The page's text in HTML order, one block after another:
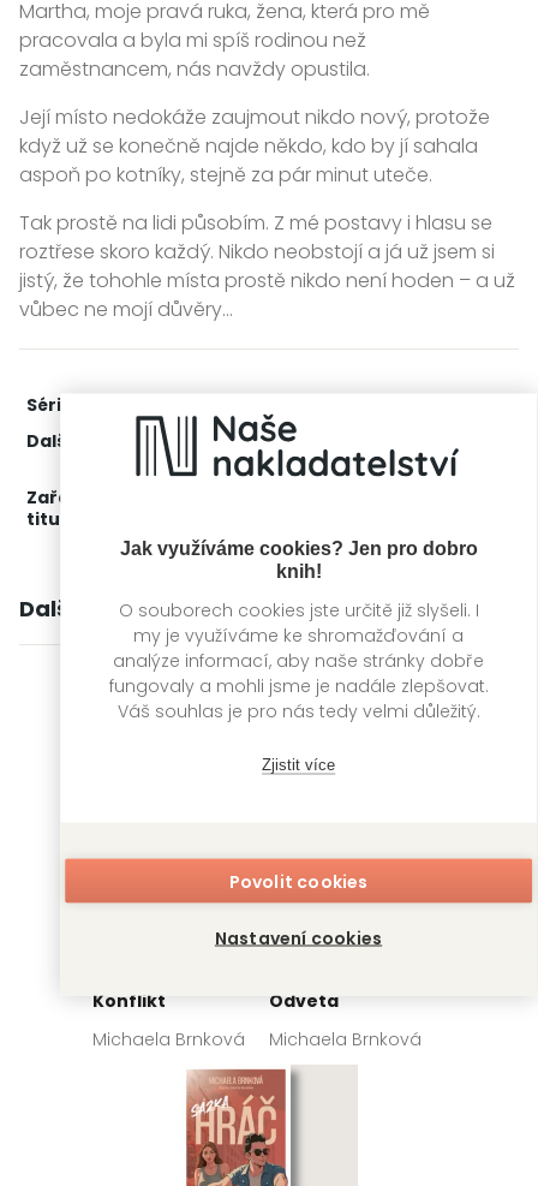
Jak využíváme cookies? Jen pro dobro
knih!
O souborech cookies jste určitě již slyšeli. I
my je využíváme ke shromažďování a
analýze informací, aby naše stránky dobře
fungovaly a mohli jsme je nadále zlepšovat.
Váš souhlas je pro nás tedy velmi důležitý.
Zjistit více
Povolit cookies
Nastavení cookies
Martha, moje pravá ruka, žena, která pro mě
pracovala a byla mi spíš rodinou než
zaměstnancem, nás navždy opustila.
Její místo nedokáže zaujmout nikdo nový, protože
když už se konečně najde někdo, kdo by jí sahala
aspoň po kotníky, stejně za pár minut uteče.
Tak prostě na lidi působím. Z mé postavy i hlasu se
roztřese skoro každý. Nikdo neobstojí a já už jsem si
jistý, že tohohle místa prostě nikdo není hoden – a už
vůbec ne mojí důvěry…
Série:
Další díly:
1.
Konflikt
3.Odveta
Zařažení
titulu:
Další knihy autora
Konflikt
Michaela Brnková
Odveta
Michaela Brnková